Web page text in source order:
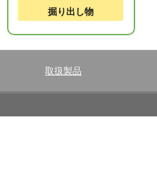
掘り出し物
取扱製品